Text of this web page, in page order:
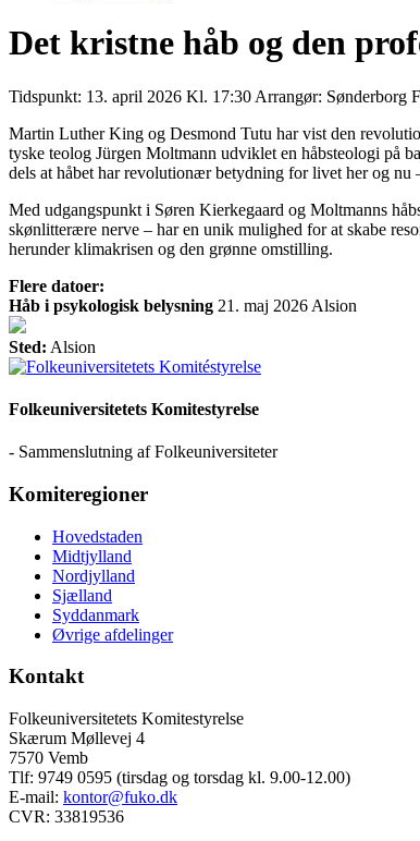
Det kristne håb og den
Tidspunkt: 13. april 2026 Kl. 17:30 Arrangør: Sønderborg
Martin Luther King og Desmond Tutu har vist den
tyske teolog Jürgen Moltmann udviklet en håbsteologi på
dels at håbet har revolutionær betydning for livet her og nu
Med udgangspunkt i Søren Kierkegaard og Moltmanns
skønlitterære nerve – har en unik mulighed for at skabe
herunder klimakrisen og den grønne omstilling.
Flere datoer:
Håb i psykologisk belysning 21. maj 2026 Alsion
Sted: Alsion
Folkeuniversitetets Komitestyrelse
- Sammenslutning af Folkeuniversiteter
Komiteregioner
Hovedstaden
Midtjylland
Nordjylland
Sjælland
Syddanmark
Øvrige afdelinger
Kontakt
Folkeuniversitetets Komitestyrelse
Skærum Møllevej 4
7570 Vemb
Tlf: 9749 0595 (tirsdag og torsdag kl. 9.00-12.00)
E-mail: kontor@fuko.dk
CVR: 33819536